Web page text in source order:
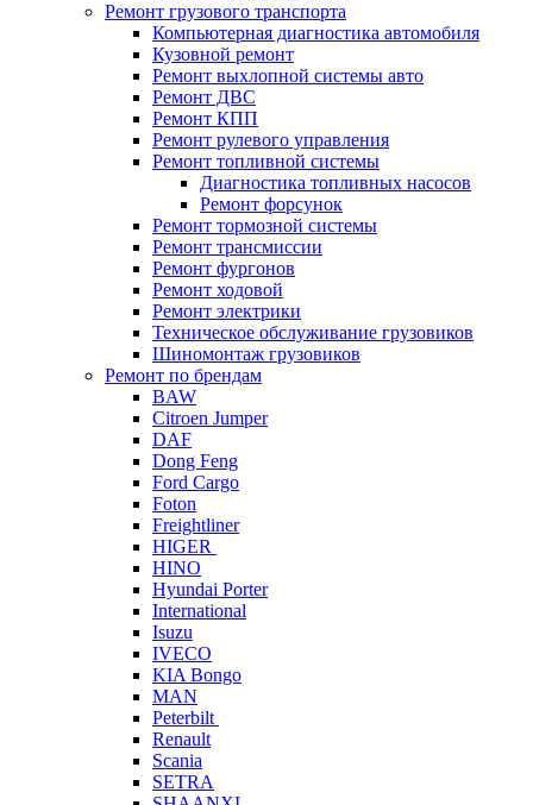
Ремонт грузового транспорта
Компьютерная диагностика автомобиля
Кузовной ремонт
Ремонт выхлопной системы авто
Ремонт ДВС
Ремонт КПП
Ремонт рулевого управления
Ремонт топливной системы
Диагностика топливных насосов
Ремонт форсунок
Ремонт тормозной системы
Ремонт трансмиссии
Ремонт фургонов
Ремонт ходовой
Ремонт электрики
Техническое обслуживание грузовиков
Шиномонтаж грузовиков
Ремонт по брендам
BAW
Citroen Jumper
DAF
Dong Feng
Ford Cargo
Foton
Freightliner
HIGER
HINO
Hyundai Porter
International
Isuzu
IVECO
KIA Bongo
MAN
Peterbilt
Renault
Scania
SETRA